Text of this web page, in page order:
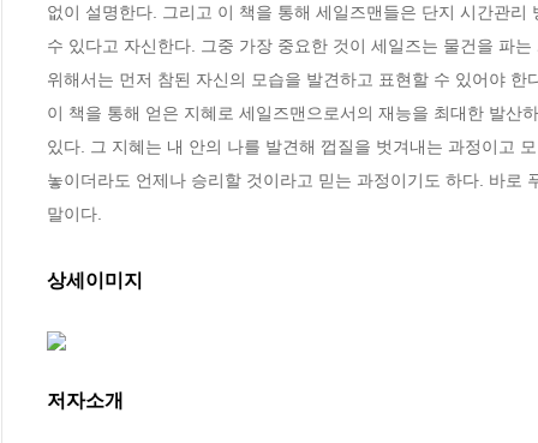
없이 설명한다. 그리고 이 책을 통해 세일즈맨들은 단지 시간관
수 있다고 자신한다. 그중 가장 중요한 것이 세일즈는 물건을 파
위해서는 먼저 참된 자신의 모습을 발견하고 표현할 수 있어야 한
이 책을 통해 얻은 지혜로 세일즈맨으로서의 재능을 최대한 발산
있다. 그 지혜는 내 안의 나를 발견해 껍질을 벗겨내는 과정이고
놓이더라도 언제나 승리할 것이라고 믿는 과정이기도 하다. 바로
말이다.
상세이미지
저자소개